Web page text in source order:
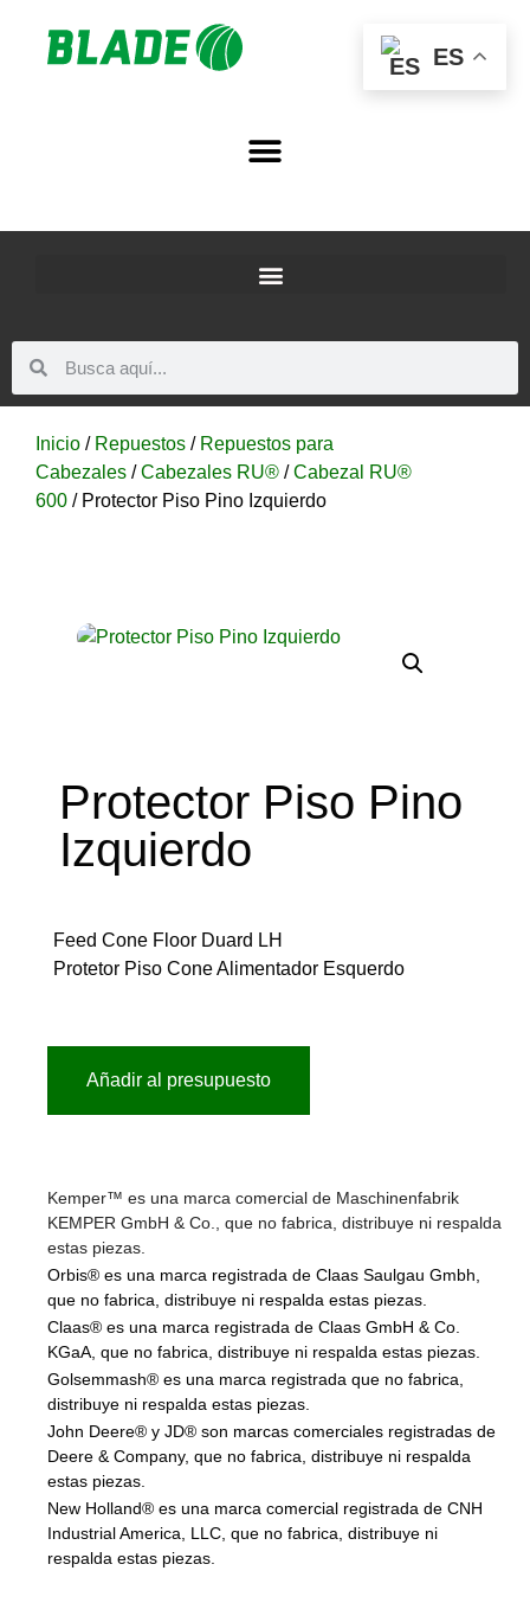
Inicio / Repuestos / Repuestos para
Cabezales /Cabezales RU® /Cabezal RU®
600 / Protector Piso Pino Izquierdo
Protector Piso Pino
Izquierdo
Feed Cone Floor Duard LH
Protetor Piso Cone Alimentador Esquerdo
Añadir al presupuesto
Kemper™ es una marca comercial de Maschinenfabrik
KEMPER GmbH & Co., que no fabrica, distribuye ni respalda
estas piezas.
Orbis® es una marca registrada de Claas Saulgau Gmbh,
que no fabrica, distribuye ni respalda estas piezas.
Claas® es una marca registrada de Claas GmbH & Co.
KGaA, que no fabrica, distribuye ni respalda estas piezas.
Golsemmash® es una marca registrada que no fabrica,
distribuye ni respalda estas piezas.
John Deere® y JD® son marcas comerciales registradas de
Deere & Company, que no fabrica, distribuye ni respalda
estas piezas.
New Holland® es una marca comercial registrada de CNH
Industrial America, LLC, que no fabrica, distribuye ni
respalda estas piezas.
ES